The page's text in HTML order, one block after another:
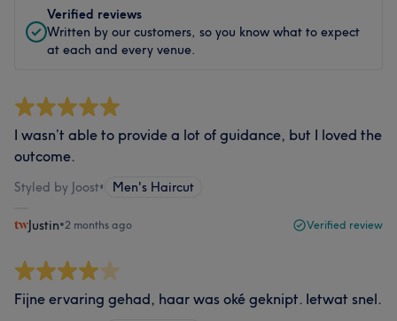
Verified reviews
Written by our customers, so you know what to expect
at each and every venue.
I wasn’t able to provide a lot of guidance, but I loved the
outcome.
Styled by Joost• Men's Haircut
Justin•2 months ago Verified review
Fijne ervaring gehad, haar was oké geknipt. Ietwat snel.